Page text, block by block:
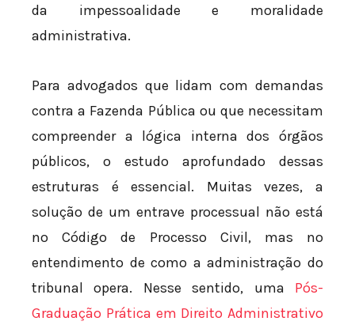
da impessoalidade e moralidade
administrativa.
Para advogados que lidam com demandas
contra a Fazenda Pública ou que necessitam
compreender a lógica interna dos órgãos
públicos, o estudo aprofundado dessas
estruturas é essencial. Muitas vezes, a
solução de um entrave processual não está
no Código de Processo Civil, mas no
entendimento de como a administração do
tribunal opera. Nesse sentido, uma Pós-
Graduação Prática em Direito Administrativo